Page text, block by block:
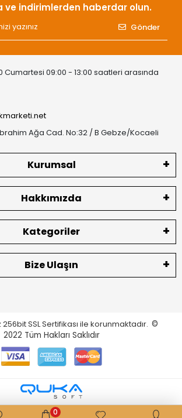
ve indirimlerden haberdar olun.
Gönder
Cumartesi 09:00 - 13:00 saatleri arasında
Ağa Cad. No:32 / B Gebze/Kocaeli
Kurumsal
Hakkımızda
Kategoriler
Bize Ulaşın
SSL Sertifikası ile korunmaktadır. ©
2022 Tüm Hakları Saklıdır
0